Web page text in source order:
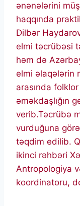
ənənələrini
haqqında
Dilbər
elmi təcrübəsi
həm də
elmi əlaqələrin
arasında
əməkdaşlığın
verib.Təcrübə
vurduğuna
təqdim edilib.
ikinci rəhbəri
Antropologiya
koordinatoru,